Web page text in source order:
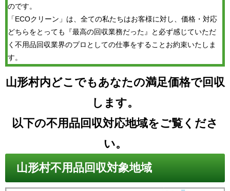
のです。
「ECOクリーン」は、全ての私たちはお客様に対し、価格・対応
どちらをとっても『最高の回収業務だった』と必ず感じていただ
く不用品回収業界のプロとしての仕事をすることお約束いたしま
す。
山形村内どこでもあなたの満足価格で回収
します。
以下の不用品回収対応地域をご覧くださ
い。
山形村不用品回収対象地域